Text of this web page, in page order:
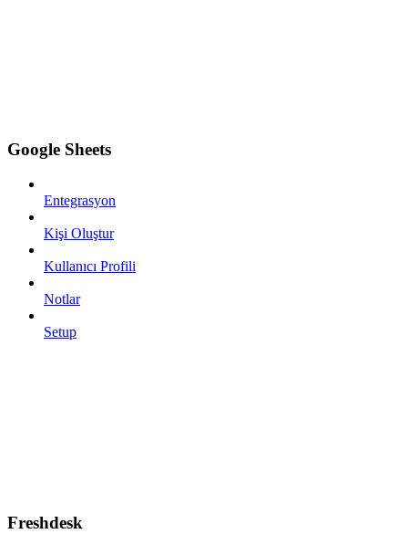
Google Sheets
Entegrasyon
Kişi Oluştur
Kullanıcı Profili
Notlar
Setup
Freshdesk